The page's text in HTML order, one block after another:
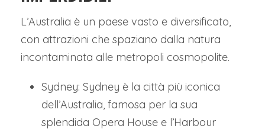
L’Australia è un paese vasto e diversificato,
con attrazioni che spaziano dalla natura
incontaminata alle metropoli cosmopolite.
Sydney: Sydney è la città più iconica
dell’Australia, famosa per la sua
splendida Opera House e l’Harbour